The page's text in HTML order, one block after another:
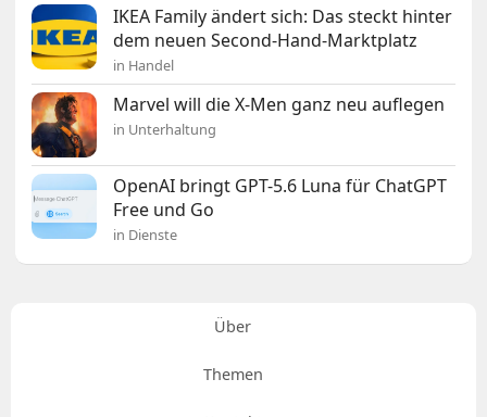
IKEA Family ändert sich: Das steckt hinter
dem neuen Second-Hand-Marktplatz
in Handel
Marvel will die X-Men ganz neu auflegen
in Unterhaltung
OpenAI bringt GPT-5.6 Luna für ChatGPT
Free und Go
in Dienste
Über
Themen